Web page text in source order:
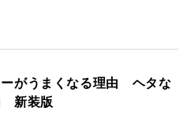
がうまくなる理由 ヘタな
新装版